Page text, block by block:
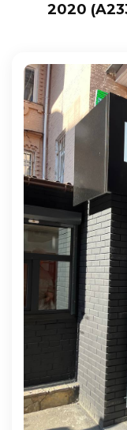
2020